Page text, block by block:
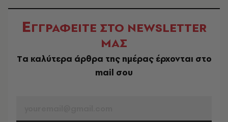
ΕΓΓΡΑΦΕΙΤΕ ΣΤΟ NEWSLETTER
ΜΑΣ
Tα καλύτερα άρθρα της ημέρας έρχονται στο
mail σου